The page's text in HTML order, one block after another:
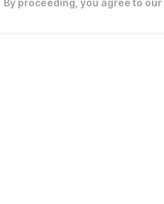
By proceeding, you agree to our